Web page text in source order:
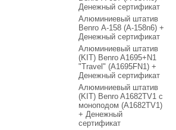
Денежный сертификат
Алюминиевый штатив
Benro А-158 (A-158n6) +
Денежный сертификат
Алюминиевый штатив
(KIT) Benro A1695+N1
"Travel" (A1695FN1) +
Денежный сертификат
Алюминиевый штатив
(KIT) Benro A1682TV1 с
моноподом (A1682TV1)
+ Денежный
сертификат